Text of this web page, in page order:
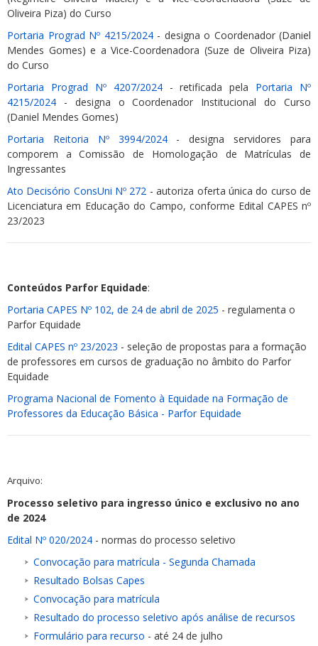
Oliveira Piza) do Curso
Portaria Prograd Nº 4215/2024- designa o Coordenador (Daniel
Mendes Gomes) e a Vice-Coordenadora (Suze de Oliveira Piza)
do Curso
Portaria Prograd Nº 4207/2024- retificada pela Portaria Nº
4215/2024 - designa o Coordenador Institucional do Curso
(Daniel Mendes Gomes)
Portaria Reitoria Nº 3994/2024- designa servidores para
comporem a Comissão de Homologação de Matrículas de
Ingressantes
Ato Decisório ConsUni Nº 272 - autoriza oferta única do curso de
Licenciatura em Educação do Campo, conforme Edital CAPES nº
23/2023
Conteúdos Parfor Equidade:
Portaria CAPES Nº 102, de 24 de abril de 2025 - regulamenta o
Parfor Equidade
Edital CAPES nº 23/2023 - seleção de propostas para a formação
de professores em cursos de graduação no âmbito do Parfor
Equidade
Programa Nacional de Fomento à Equidade na Formação de
Professores da Educação Básica - Parfor Equidade
Arquivo:
Processo seletivo para ingresso único e exclusivo no ano
de 2024
Edital Nº 020/2024 - normas do processo seletivo
Convocação para matrícula - Segunda Chamada
Resultado Bolsas Capes
Convocação para matrícula
Resultado do processo seletivo após análise de recursos
Formulário para recurso - até 24 de julho